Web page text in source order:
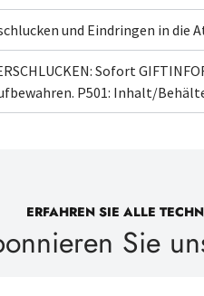
und Eindringen in die
Sofort
P501: Inhalt/
ERFAHREN SIE ALLE
Sie